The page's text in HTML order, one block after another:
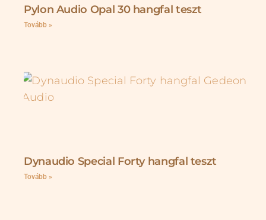
Pylon Audio Opal 30 hangfal teszt
Tovább »
Dynaudio Special Forty hangfal teszt
Tovább »